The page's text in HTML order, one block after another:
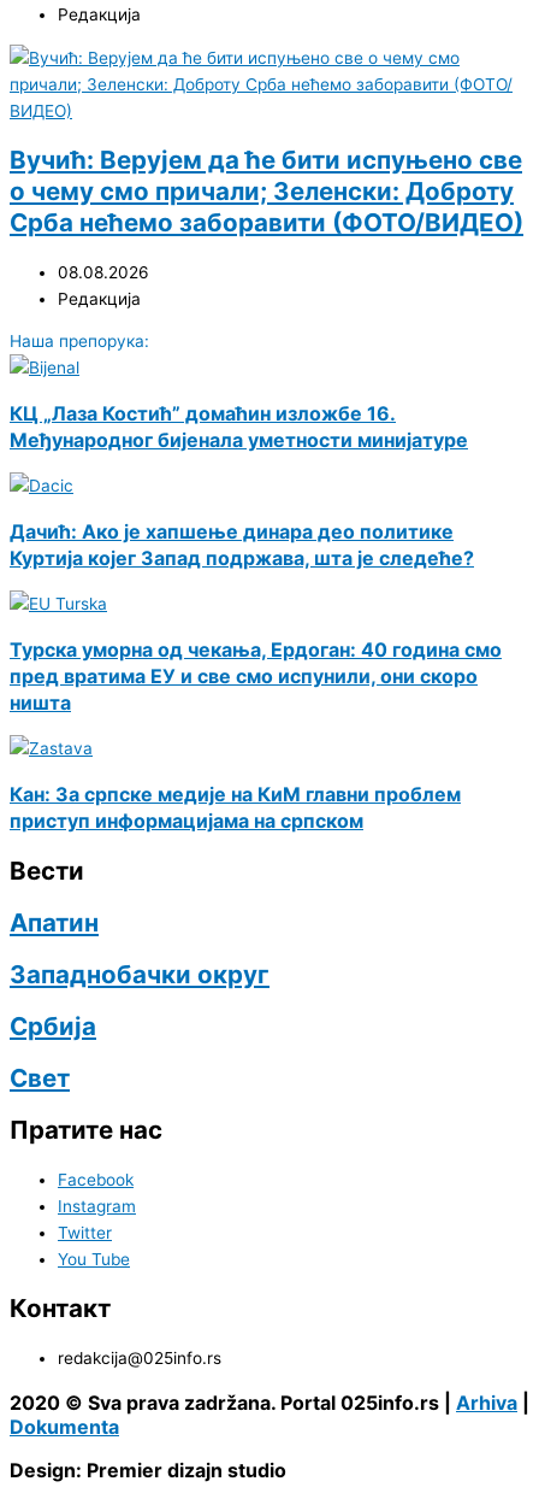
Редакција
Вучић: Верујем да ће бити испуњено све
о чему смо причали; Зеленски: Доброту
Срба нећемо заборавити (ФОТО/ВИДЕО)
08.08.2026
Редакција
Наша препорука:
КЦ „Лаза Костић” домаћин изложбе 16.
Међународног бијенала уметности минијатуре
Дачић: Ако је хапшење динара део политике
Куртија којег Запад подржава, шта је следеће?
Турска уморна од чекања, Ердоган: 40 година смо
пред вратима ЕУ и све смо испунили, они скоро
ништа
Кан: За српске медије на КиМ главни проблем
приступ информацијама на српском
Вести
Апатин
Западнобачки округ
Србија
Свет
Пратите нас
Facebook
Instagram
Twitter
You Tube
Контакт
redakcija@025info.rs
2020 © Sva prava zadržana. Portal 025info.rs | Arhiva
Dokumenta
Design: Premier dizajn studio